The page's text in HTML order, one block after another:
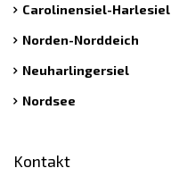
Carolinensiel-Harlesiel
Norden-Norddeich
Neuharlingersiel
Nordsee
Kontakt